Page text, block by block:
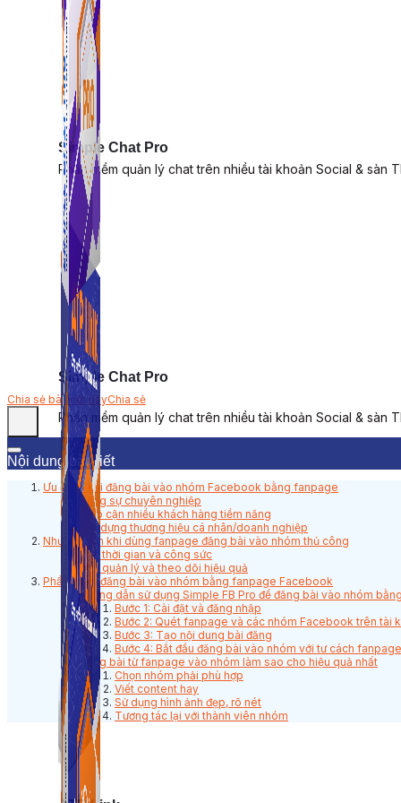
Simple Chat Pro
Phần mềm quản lý chat trên nhiều tài khoản Social & sàn
Simple Chat Pro
Phần mềm quản lý chat trên nhiều tài khoản Social & sàn
Chia sẻ bài viết nàyChia sẻ
Nội dung bài viết
Ưu điểm khi đăng bài vào nhóm Facebook bằng fanpage
Tăng sự chuyên nghiệp
Tiếp cận nhiều khách hàng tiềm năng
Xây dựng thương hiệu cá nhân/doanh nghiệp
Nhược điểm khi dùng fanpage đăng bài vào nhóm thủ công
Tốn thời gian và công sức
Khó quản lý và theo dõi hiệu quả
Phần mềm đăng bài vào nhóm bằng fanpage Facebook
Hướng dẫn sử dụng Simple FB Pro để đăng bài vào nhóm
Bước 1: Cài đặt và đăng nhập
Bước 2: Quét fanpage và các nhóm Facebook trên tài
Bước 3: Tạo nội dung bài đăng
Bước 4: Bắt đầu đăng bài vào nhóm với tư cách fanpage
Đăng bài từ fanpage vào nhóm làm sao cho hiệu quả nhất
Chọn nhóm phải phù hợp
Viết content hay
Sử dụng hình ảnh đẹp, rõ nét
Tương tác lại với thành viên nhóm